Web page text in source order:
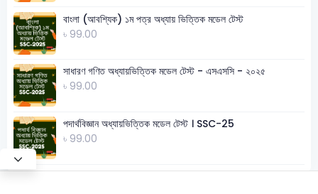
বাংলা (আবশ্যিক) ১ম পত্র অধ্যায় ভিত্তিক মডেল টেস্ট
৳ 99.00
সাধারণ গণিত অধ্যায়ভিত্তিক মডেল টেস্ট - এসএসসি - ২০২৫
৳ 99.00
পদার্থবিজ্ঞান অধ্যায়ভিত্তিক মডেল টেস্ট । SSC-25
৳ 99.00